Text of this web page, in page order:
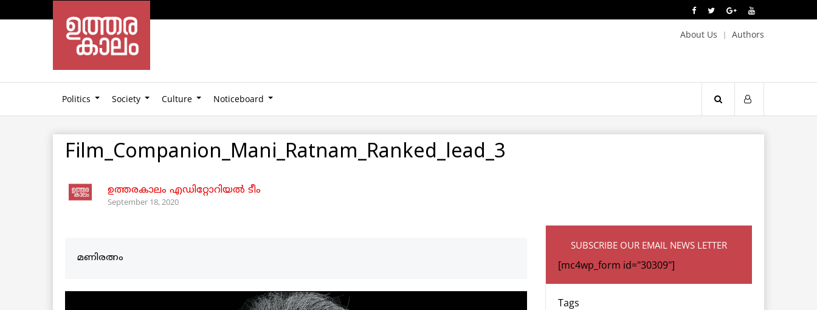
About Us Authors
Politics Society Culture Noticeboard
Film_Companion_Mani_Ratnam_Ranked_lead_3
ഉത്തരകാലം എഡിറ്റോറിയല്‍ ടീം
September 18, 2020
മണിരത്നം
SUBSCRIBE OUR EMAIL NEWS LETTER
[mc4wp_form id="30309"]
Tags